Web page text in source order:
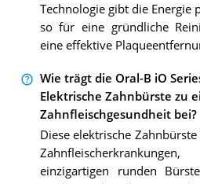
Technologie gibt die Energie
so für eine gründliche
eine effektive
Wie trägt die Oral-B iO
Elektrische Zahnbürste zu
Zahnfleischgesundheit bei?
Diese elektrische
einzigartigen runden